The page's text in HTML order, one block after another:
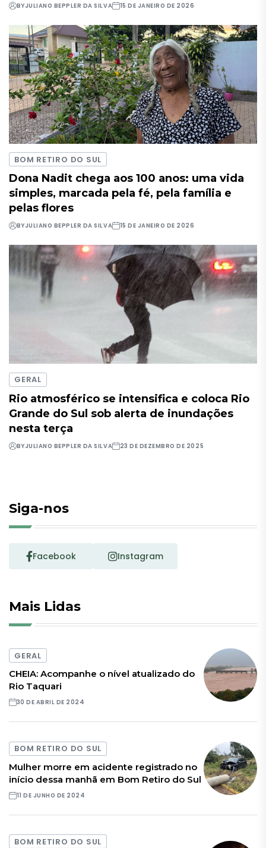
BYJULIANO BEPPLER DA SILVA 15 DE JANEIRO DE 2026
BOM RETIRO DO SUL
Dona Nadit chega aos 100 anos: uma vida
simples, marcada pela fé, pela família e
pelas flores
BYJULIANO BEPPLER DA SILVA 15 DE JANEIRO DE 2026
GERAL
Rio atmosférico se intensifica e coloca Rio
Grande do Sul sob alerta de inundações
nesta terça
BYJULIANO BEPPLER DA SILVA 23 DE DEZEMBRO DE 2025
Siga-nos
Facebook Instagram
Mais Lidas
GERAL
CHEIA: Acompanhe o nível atualizado do
Rio Taquari
30 DE ABRIL DE 2024
BOM RETIRO DO SUL
Mulher morre em acidente registrado no
início dessa manhã em Bom Retiro do Sul
11 DE JUNHO DE 2024
BOM RETIRO DO SUL